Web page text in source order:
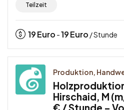
Teilzeit
19Euro -19Euro / Stunde
Produktion,
Hirschaid, M
€ / Stunde –